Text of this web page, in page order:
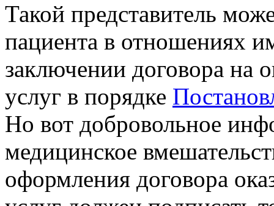
Такой представитель
пациента в отношениях
заключении договора на
услуг в порядке
Но вот добровольное
медицинское
оформления договора